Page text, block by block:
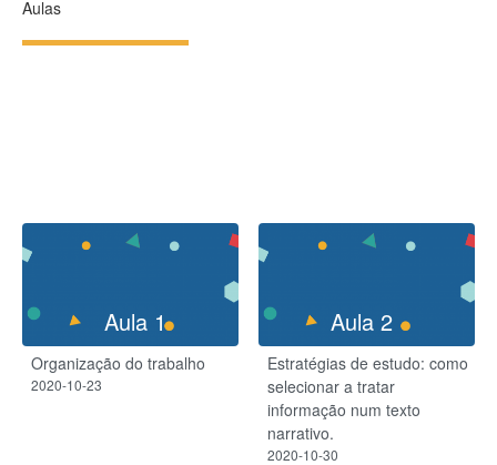
Aulas
Aula 1
Organização do trabalho
2020-10-23
Aula 2
Estratégias de estudo: como
selecionar a tratar
informação num texto
narrativo.
2020-10-30